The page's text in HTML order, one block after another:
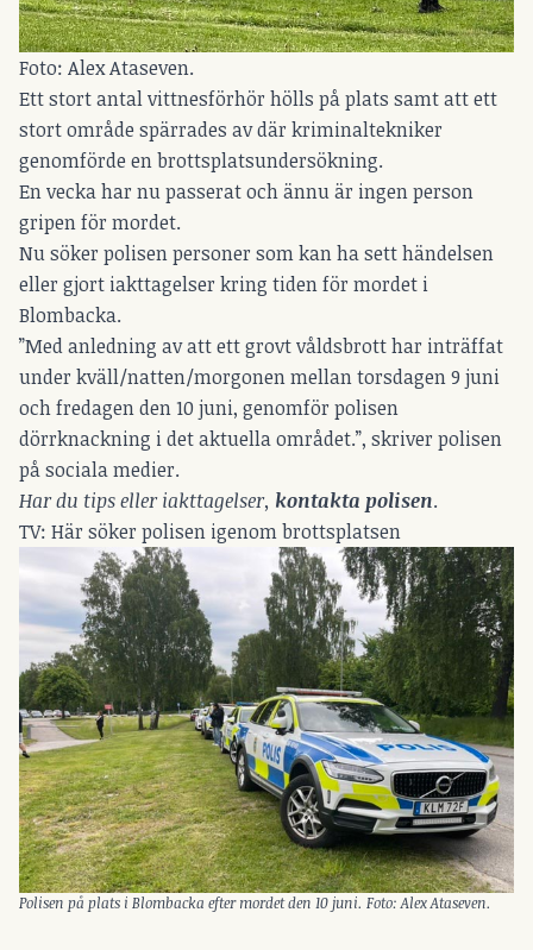
Foto: Alex Ataseven.
Ett stort antal vittnesförhör hölls på plats samt att ett
stort område spärrades av där kriminaltekniker
genomförde en brottsplatsundersökning.
En vecka har nu passerat och ännu är ingen person
gripen för mordet.
Nu söker polisen personer som kan ha sett händelsen
eller gjort iakttagelser kring tiden för mordet i
Blombacka.
”Med anledning av att ett grovt våldsbrott har inträffat
under kväll/natten/morgonen mellan torsdagen 9 juni
och fredagen den 10 juni, genomför polisen
dörrknackning i det aktuella området.”, skriver polisen
på sociala medier.
Har du tips eller iakttagelser, kontakta polisen.
TV: Här söker polisen igenom brottsplatsen
Polisen på plats i Blombacka efter mordet den 10 juni. Foto: Alex Ataseven.